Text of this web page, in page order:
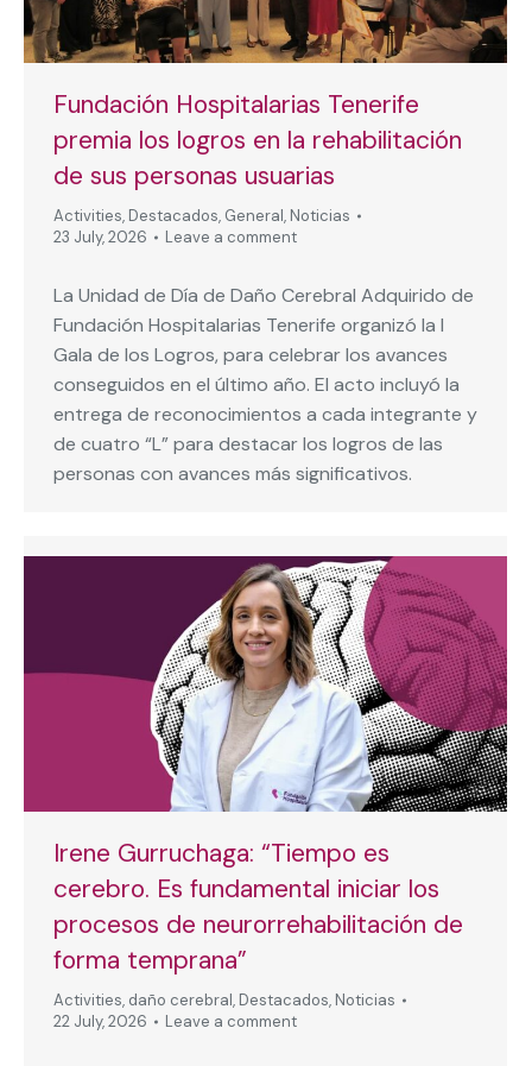
Fundación Hospitalarias Tenerife
premia los logros en la rehabilitación
de sus personas usuarias
Activities, Destacados, General, Noticias
23 July, 2026
Leave a comment
La Unidad de Día de Daño Cerebral Adquirido de
Fundación Hospitalarias Tenerife organizó la I
Gala de los Logros, para celebrar los avances
conseguidos en el último año. El acto incluyó la
entrega de reconocimientos a cada integrante y
de cuatro “L” para destacar los logros de las
personas con avances más significativos.
Irene Gurruchaga: “Tiempo es
cerebro. Es fundamental iniciar los
procesos de neurorrehabilitación de
forma temprana”
Activities, daño cerebral, Destacados, Noticias
22 July, 2026
Leave a comment